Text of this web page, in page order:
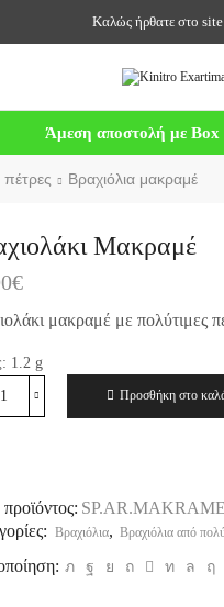
Καλώς ήρθατε στο site
Άμεση αποστολή με
Βραχιόλια μακραμέ
Μακραμέ
€
μακραμέ με πολύτιμες
1.2 g
Προσθήκη στο
Βραχιόλια, Βραχιόλια από